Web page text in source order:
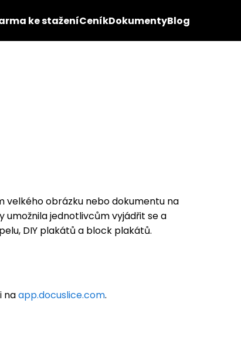
ke staženíCeníkDokumentyBlog
velkého obrázku nebo dokumentu na
jednotlivcům vyjádřit se a
DIY plakátů a block plakátů.
naapp.docuslice.com.